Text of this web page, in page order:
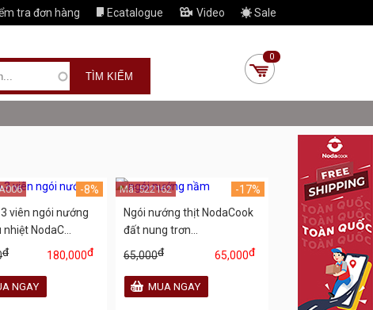
tra đơn hàng Ecatalogue Video Sale
0
viên ngói nướng
NodaC...
đ 180,000đ
-8%
Ngói nướng thịt NodaCook
đất nung trơn...
65,000đ 65,000đ
-17%
Mã: 522162